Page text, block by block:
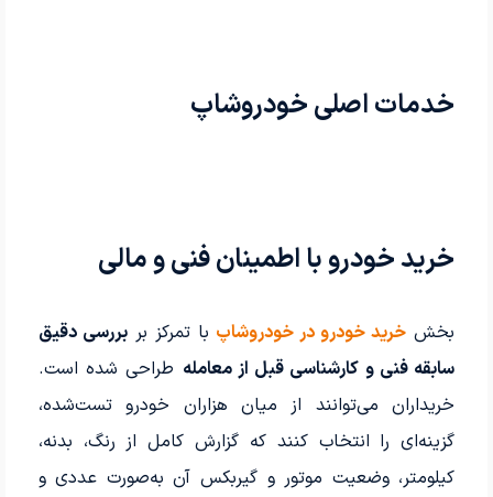
خدمات اصلی خودروشاپ
خرید خودرو با اطمینان فنی و مالی
بخش خرید خودرو در خودروشاپ با تمرکز بربررسی دقیق
سابقه فنی و کارشناسی قبل از معامله طراحی شده است.
خریداران می‌توانند از میان هزاران خودرو تست‌شده،
گزینه‌ای را انتخاب کنند که گزارش کامل از رنگ، بدنه،
کیلومتر، وضعیت موتور و گیربکس آن به‌صورت عددی و